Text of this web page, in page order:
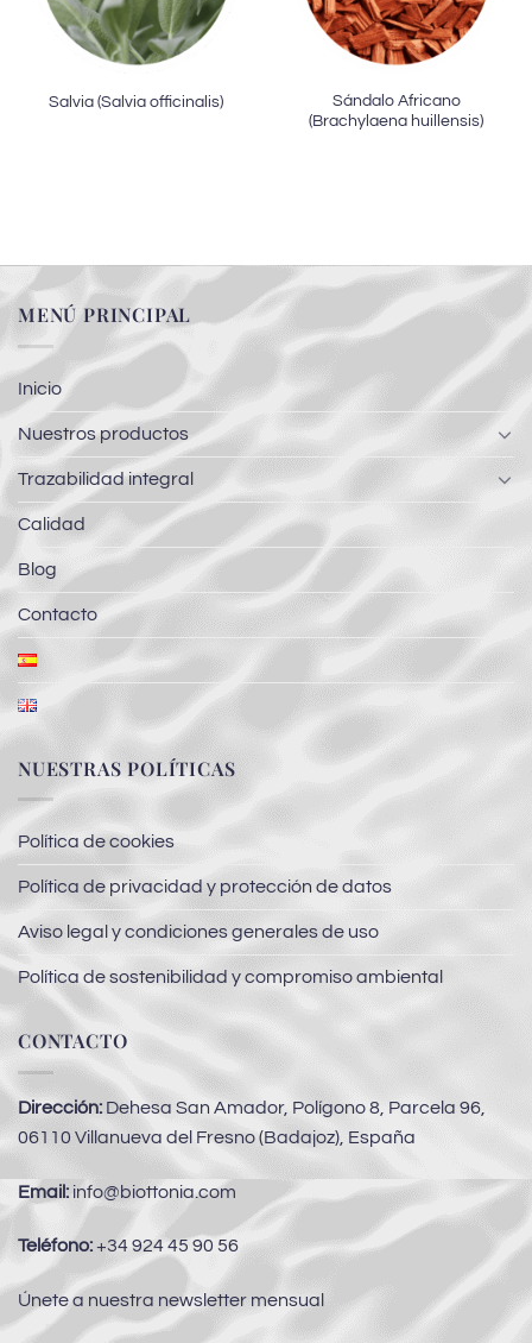
Salvia (Salvia officinalis)
Sándalo Africano
(Brachylaena huillensis)
MENÚ PRINCIPAL
Inicio
Nuestros productos
Trazabilidad integral
Calidad
Blog
Contacto
NUESTRAS POLÍTICAS
Política de cookies
Política de privacidad y protección de datos
Aviso legal y condiciones generales de uso
Política de sostenibilidad y compromiso ambiental
CONTACTO
Dirección: Dehesa San Amador, Polígono 8, Parcela 96,
06110 Villanueva del Fresno (Badajoz), España
Email: info@biottonia.com
Teléfono:+34 924 45 90 56
Únete a nuestra newsletter mensual